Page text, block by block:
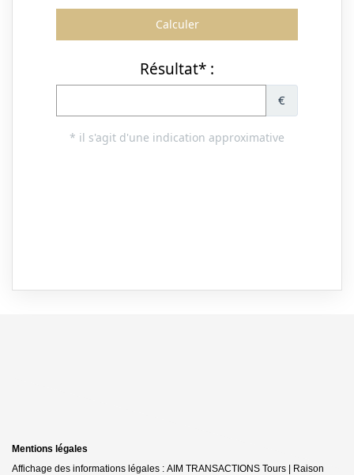
Mentions légales
Affichage des informations légales : AIM TRANSACTIONS Tours | Raison